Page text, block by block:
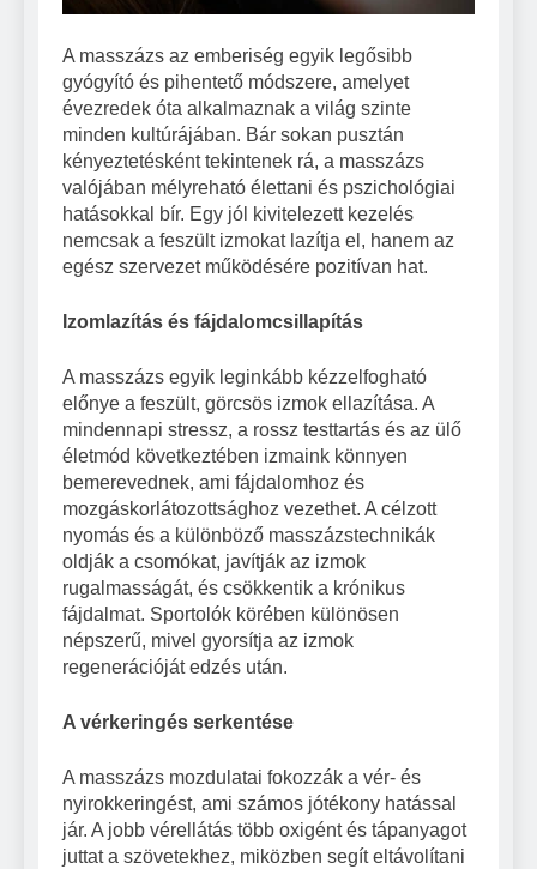
A masszázs az emberiség egyik legősibb
gyógyító és pihentető módszere, amelyet
évezredek óta alkalmaznak a világ szinte
minden kultúrájában. Bár sokan pusztán
kényeztetésként tekintenek rá, a masszázs
valójában mélyreható élettani és pszichológiai
hatásokkal bír. Egy jól kivitelezett kezelés
nemcsak a feszült izmokat lazítja el, hanem az
egész szervezet működésére pozitívan hat.
Izomlazítás és fájdalomcsillapítás
A masszázs egyik leginkább kézzelfogható
előnye a feszült, görcsös izmok ellazítása. A
mindennapi stressz, a rossz testtartás és az ülő
életmód következtében izmaink könnyen
bemerevednek, ami fájdalomhoz és
mozgáskorlátozottsághoz vezethet. A célzott
nyomás és a különböző masszázstechnikák
oldják a csomókat, javítják az izmok
rugalmasságát, és csökkentik a krónikus
fájdalmat. Sportolók körében különösen
népszerű, mivel gyorsítja az izmok
regenerációját edzés után.
A vérkeringés serkentése
A masszázs mozdulatai fokozzák a vér- és
nyirokkeringést, ami számos jótékony hatással
jár. A jobb vérellátás több oxigént és tápanyagot
juttat a szövetekhez, miközben segít eltávolítani